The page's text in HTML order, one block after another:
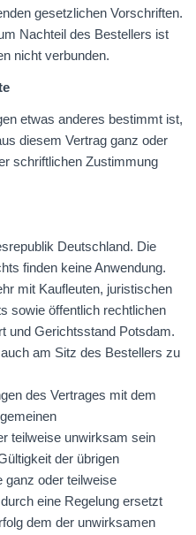
gesetzlichen Vorschriften.
Nachteil des Bestellers ist
nicht verbunden.
etwas anderes bestimmt ist,
diesem Vertrag ganz oder
schriftlichen Zustimmung
Deutschland. Die
finden keine Anwendung.
mit Kaufleuten, juristischen
sowie öffentlich rechtlichen
und Gerichtsstand Potsdam.
am Sitz des Bestellers zu
des Vertrages mit dem
teilweise unwirksam sein
der übrigen
ganz oder teilweise
eine Regelung ersetzt
dem der unwirksamen